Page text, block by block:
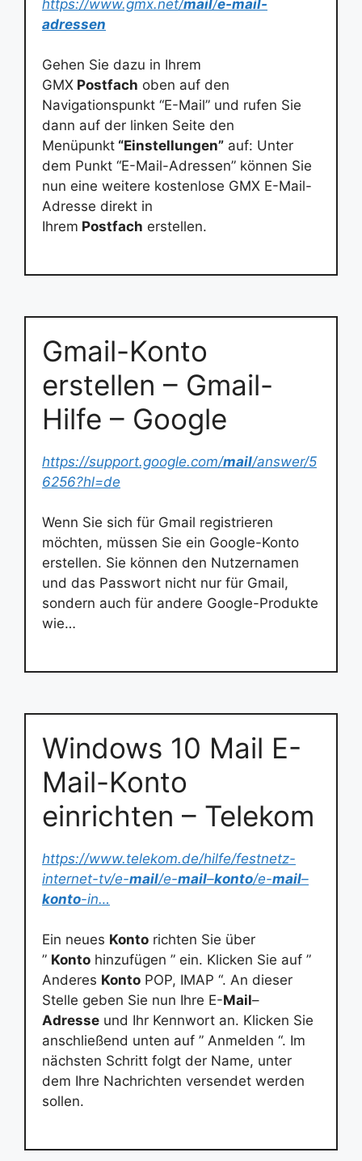
https://www.gmx.net/mail/e-mail-
adressen
Gehen Sie dazu in Ihrem
GMX Postfach oben auf den
Navigationspunkt “E-Mail” und rufen Sie
dann auf der linken Seite den
Menüpunkt “Einstellungen” auf: Unter
dem Punkt “E-Mail-Adressen” können Sie
nun eine weitere kostenlose GMX E-Mail-
Adresse direkt in
Ihrem Postfach erstellen.
Gmail-Konto
erstellen – Gmail-
Hilfe – Google
https://support.google.com/mail/answer/5
6256?hl=de
Wenn Sie sich für Gmail registrieren
möchten, müssen Sie ein Google-Konto
erstellen. Sie können den Nutzernamen
und das Passwort nicht nur für Gmail,
sondern auch für andere Google-Produkte
wie…
Windows 10 Mail E-
Mail-Konto
einrichten – Telekom
https://www.telekom.de/hilfe/festnetz-
internet-tv/e-mail/e-mail–konto/e-mail–
konto-in…
Ein neues Konto richten Sie über
” Konto hinzufügen ” ein. Klicken Sie auf ”
Anderes Konto POP, IMAP “. An dieser
Stelle geben Sie nun Ihre E-Mail–
Adresse und Ihr Kennwort an. Klicken Sie
anschließend unten auf ” Anmelden “. Im
nächsten Schritt folgt der Name, unter
dem Ihre Nachrichten versendet werden
sollen.